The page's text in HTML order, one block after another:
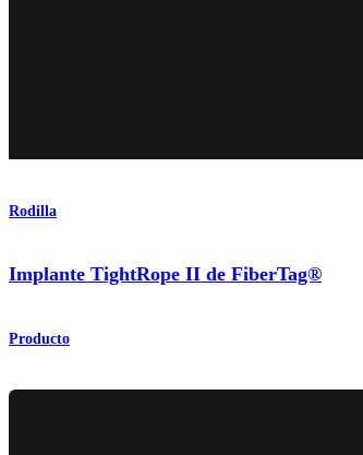
Rodilla
Implante TightRope II de FiberTag®
Producto